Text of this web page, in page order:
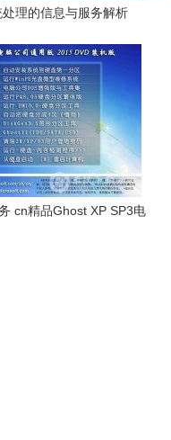
理的信息与服务解析
cn精品Ghost XP SP3电